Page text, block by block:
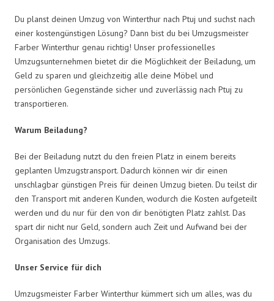
Du planst deinen Umzug von Winterthur nach Ptuj und suchst nach
einer kostengünstigen Lösung? Dann bist du bei Umzugsmeister
Farber Winterthur genau richtig! Unser professionelles
Umzugsunternehmen bietet dir die Möglichkeit der Beiladung, um
Geld zu sparen und gleichzeitig alle deine Möbel und
persönlichen Gegenstände sicher und zuverlässig nach Ptuj zu
transportieren.
Warum Beiladung?
Bei der Beiladung nutzt du den freien Platz in einem bereits
geplanten Umzugstransport. Dadurch können wir dir einen
unschlagbar günstigen Preis für deinen Umzug bieten. Du teilst dir
den Transport mit anderen Kunden, wodurch die Kosten aufgeteilt
werden und du nur für den von dir benötigten Platz zahlst. Das
spart dir nicht nur Geld, sondern auch Zeit und Aufwand bei der
Organisation des Umzugs.
Unser Service für dich
Umzugsmeister Farber Winterthur kümmert sich um alles, was du